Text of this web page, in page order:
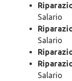
Salario
Salario
Salario